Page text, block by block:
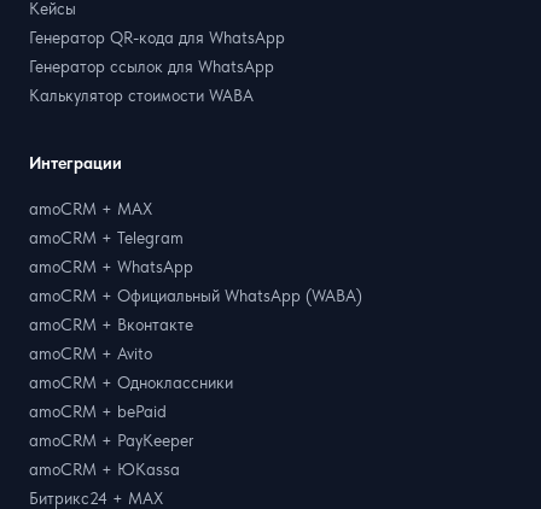
Интеграции
amoCRM + MAX
amoCRM + Telegram
amoCRM + WhatsApp
amoCRM + Официальный WhatsApp (WABA)
amoCRM + Вконтакте
amoCRM + Avito
amoCRM + Одноклассники
amoCRM + bePaid
amoCRM + PayKeeper
amoCRM + ЮKassa
Битрикс24 + MAX
Кейсы
Генератор QR-кода для WhatsApp
Генератор ссылок для WhatsApp
Калькулятор стоимости WABA